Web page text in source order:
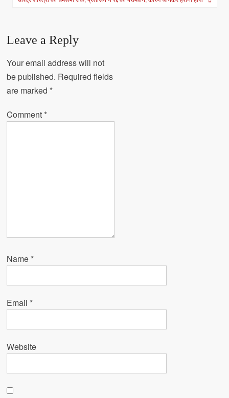
Leave a Reply
Your email address will not
be published. Required fields
are marked *
Comment *
Name *
Email *
Website